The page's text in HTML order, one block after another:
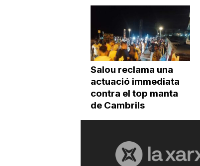
Salou reclama una
actuació immediata
contra el top manta
de Cambrils